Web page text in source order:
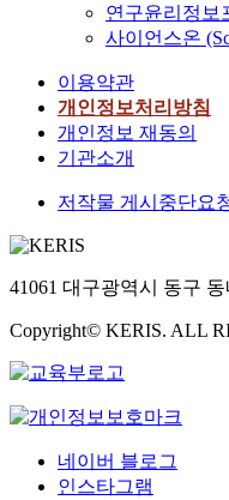
연구윤리정보
사이언스온
이용약관
개인정보처리방침
개인정보 재동의
기관소개
저작물 게시중단요
41061 대구광역시 동구
Copyright© KERIS. ALL
네이버 블로그
인스타그램